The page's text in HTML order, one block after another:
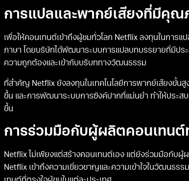
การแปลและพากย์เสียงที่มีคุณ
เพื่อให้คอนเทนต์เข้าถึงผู้ชมทั่วโลก Netflix ลงทุนในกา
ภาษา โดยบริษัทได้พัฒนาระบบการแปลบทบรรยายที่มีปร
ความถูกต้องและเข้ากับบริบททางวัฒนธรรม
ที่สำคัญ Netflix ยังลงทุนในเทคโนโลยีการพากย์เสียงขั้นสู
ขึ้น และการพัฒนาระบบการซิงค์ปากที่แม่นยำ ทำให้ประ
ขึ้น
การร่วมมือกับผู้ผลิตคอนเทนต์
Netflix ไม่เพียงแต่สร้างคอนเทนต์เอง แต่ยังร่วมมือกับ
Netflix เข้าถึงความเชี่ยวชาญและความเข้าใจในวัฒนธ